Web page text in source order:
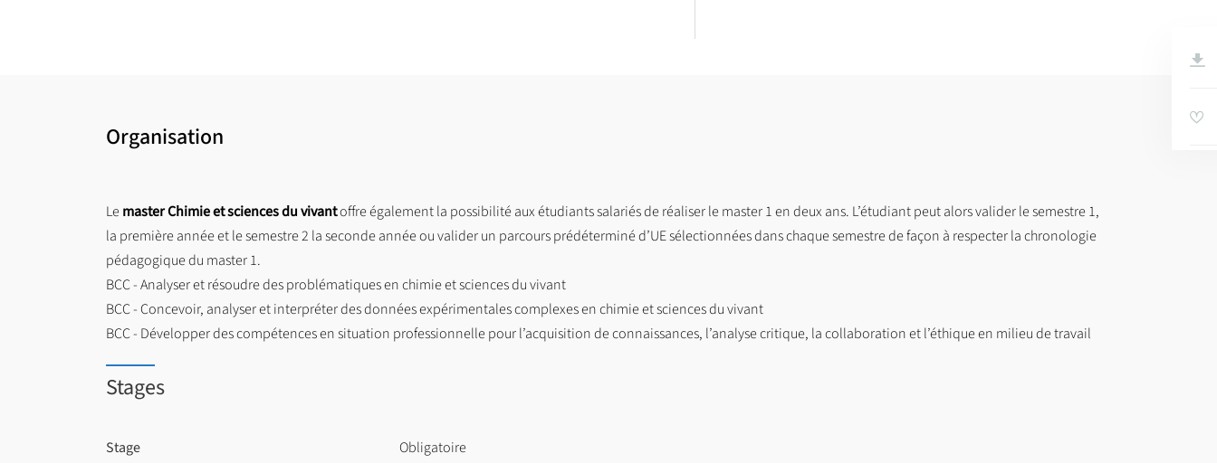
Organisation
Lemaster Chimie et sciences du vivantoffre également la possibilité aux étudiants salariés de réaliser le master 1 en deux ans. L’étudiant peut alors valider le semestre 1,
la première année et le semestre 2 la seconde année ou valider un parcours prédéterminé d’UE sélectionnées dans chaque semestre de façon à respecter la chronologie
pédagogique du master 1.
BCC - Analyser et résoudre des problématiques en chimie et sciences du vivant
BCC - Concevoir, analyser et interpréter des données expérimentales complexes en chimie et sciences du vivant
BCC - Développer des compétences en situation professionnelle pour l’acquisition de connaissances, l’analyse critique, la collaboration et l’éthique en milieu de travail
Stages
Stage
Obligatoire